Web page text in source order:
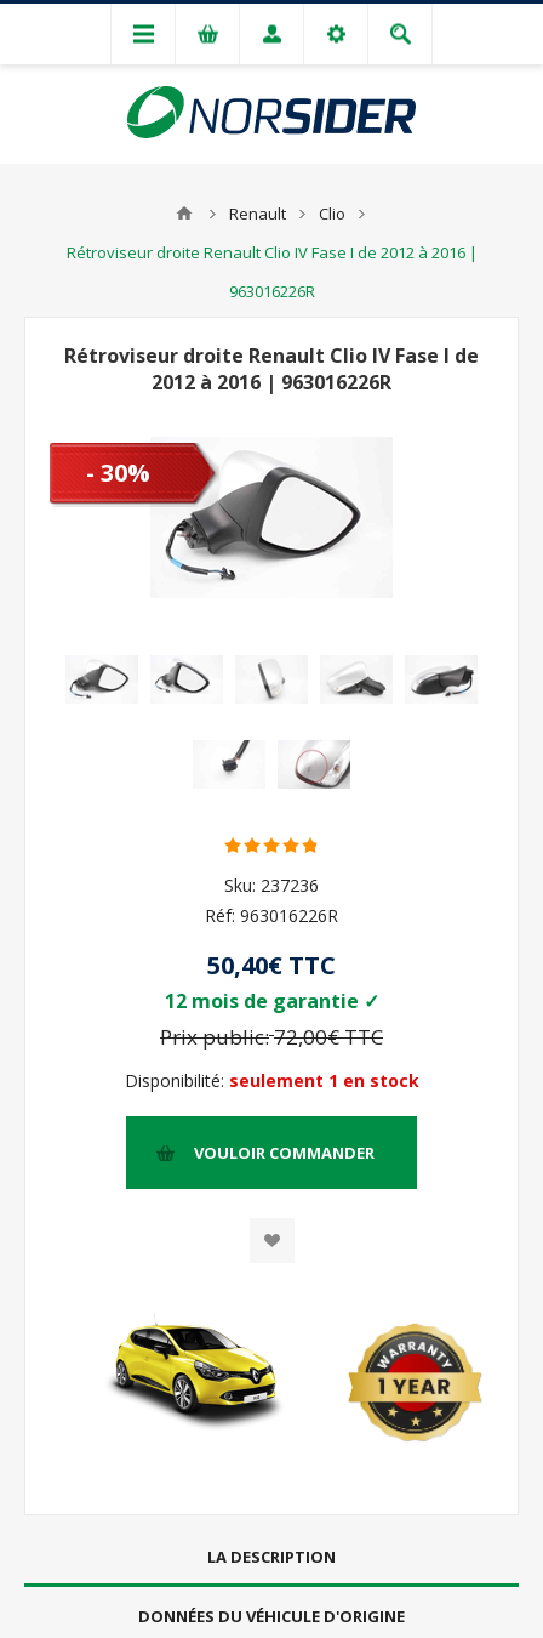
Renault
Clio
Rétroviseur droite Renault Clio IV Fase I de 2012 à 2016 |
963016226R
Rétroviseur droite Renault Clio IV Fase I de
2012 à 2016 | 963016226R
- 30%
Sku: 237236
Réf: 963016226R
50,40€ TTC
12 mois de garantie ✓
Prix public:72,00€ TTC
Disponibilité: seulement 1 en stock
LA DESCRIPTION
DONNÉES DU VÉHICULE D'ORIGINE